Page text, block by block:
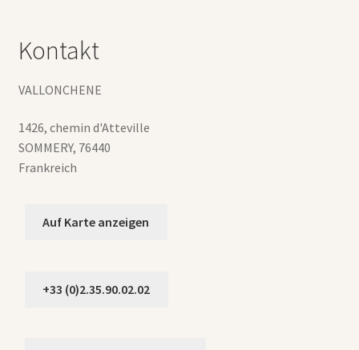
Kontakt
VALLONCHENE
1426, chemin d'Atteville
SOMMERY, 76440
Frankreich
Auf Karte anzeigen
+33 (0)2.35.90.02.02